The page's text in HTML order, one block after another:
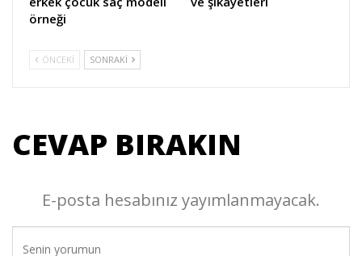
örneği
ÖNCEKI SONRAKI
CEVAP BIRAKIN
E-posta hesabınız yayımlanmayacak.